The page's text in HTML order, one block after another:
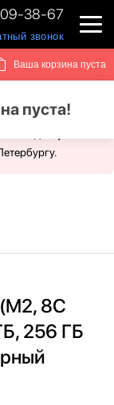
38-67
звонок
Ваша корзина пуста
пуста!
Вас доступен
8C
256 ГБ